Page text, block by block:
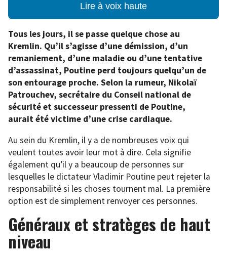
Lire à voix haute
Tous les jours, il se passe quelque chose au
Kremlin. Qu’il s’agisse d’une démission, d’un
remaniement, d’une maladie ou d’une tentative
d’assassinat, Poutine perd toujours quelqu’un de
son entourage proche. Selon la rumeur, Nikolaï
Patrouchev, secrétaire du Conseil national de
sécurité et successeur pressenti de Poutine,
aurait été victime d’une crise cardiaque.
Au sein du Kremlin, il y a de nombreuses voix qui
veulent toutes avoir leur mot à dire. Cela signifie
également qu’il y a beaucoup de personnes sur
lesquelles le dictateur Vladimir Poutine peut rejeter la
responsabilité si les choses tournent mal. La première
option est de simplement renvoyer ces personnes.
Généraux et stratèges de haut
niveau